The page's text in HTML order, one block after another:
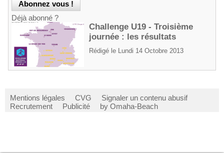
Déjà abonné ?
Challenge U19 - Troisième
journée : les résultats
Rédigé le Lundi 14 Octobre 2013
Mentions légales CVG
Signaler un contenu abusif
Recrutement
Publicité by Omaha-Beach